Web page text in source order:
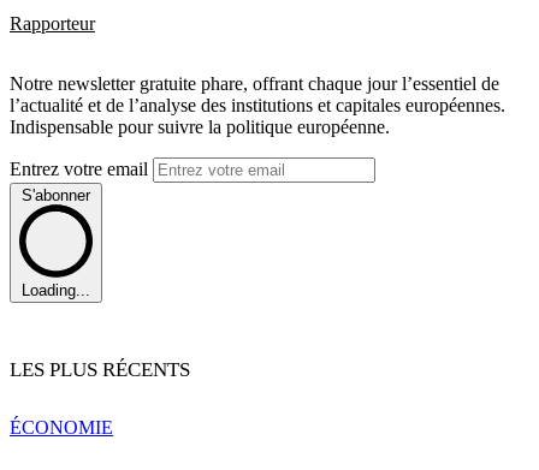
Rapporteur
Notre newsletter gratuite phare, offrant chaque jour l’essentiel de
l’actualité et de l’analyse des institutions et capitales européennes.
Indispensable pour suivre la politique européenne.
Entrez votre email
S'abonner
Loading...
LES PLUS RÉCENTS
ÉCONOMIE